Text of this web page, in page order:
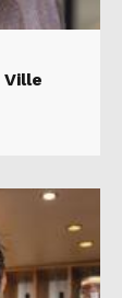
Ville